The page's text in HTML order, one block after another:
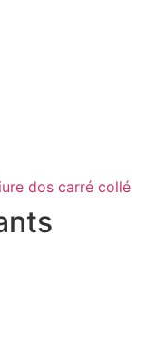
dos carré collé